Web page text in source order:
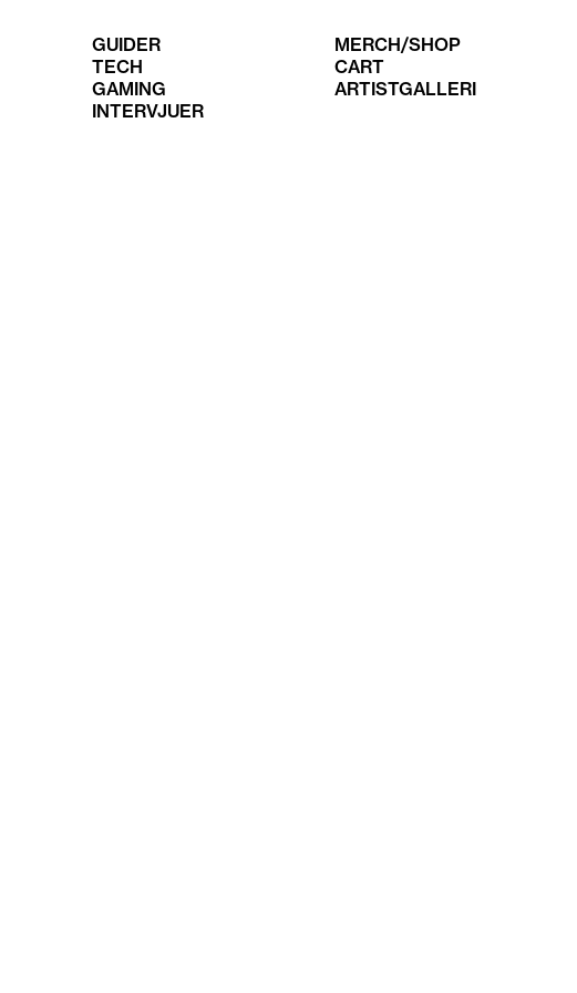
GUIDER
TECH
GAMING
INTERVJUER
MERCH/SHOP
CART
ARTISTGALLERI